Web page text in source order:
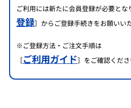
ご利用には新たに会員登録が必要とな
登録］からご登録手続きをお願いい
※ご登録方法・ご注文手順は
［ご利用ガイド］をご確認くださ